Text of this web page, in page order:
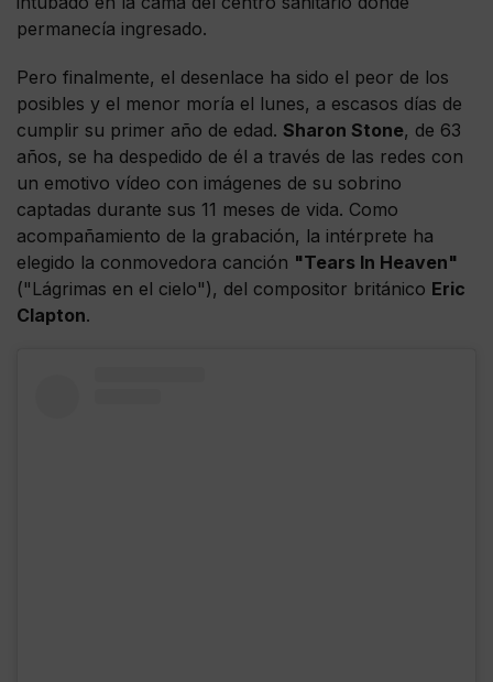
permanecía ingresado.
Pero finalmente, el desenlace ha sido el peor de los
posibles y el menor moría el lunes, a escasos días de
cumplir su primer año de edad. Sharon Stone, de 63
años, se ha despedido de él a través de las redes con
un emotivo vídeo con imágenes de su sobrino
captadas durante sus 11 meses de vida. Como
acompañamiento de la grabación, la intérprete ha
elegido la conmovedora canción "Tears In Heaven"
("Lágrimas en el cielo"), del compositor británico Eric
Clapton.